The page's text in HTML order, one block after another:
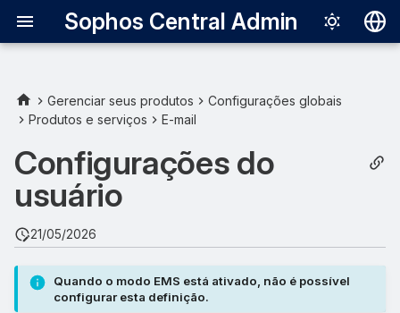
Sophos Central Admin
English
Português
Formato do resumo de
Caixa de Entrada de
Emergência
Liberar/Deletar
Lista de
Gerenciar seus produtos
Configurações globais
Produtos e serviços
E-mail
Configurações do
usuário
21/05/2026
Quando o modo EMS está ativado, não é possível
configurar esta definição.